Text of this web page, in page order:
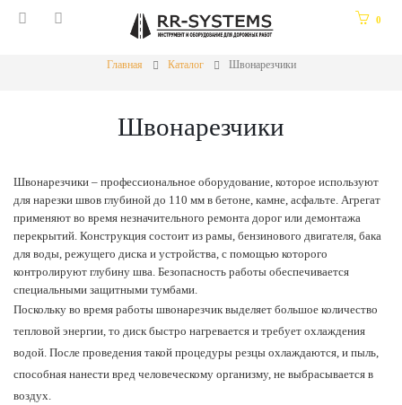
0
Главная Каталог Швонарезчики
Швонарезчики
Швонарезчики – профессиональное оборудование, которое используют
для нарезки швов глубиной до 110 мм в бетоне, камне, асфальте. Агрегат
применяют во время незначительного ремонта дорог или демонтажа
перекрытий. Конструкция состоит из рамы, бензинового двигателя, бака
для воды, режущего диска и устройства, с помощью которого
контролируют глубину шва. Безопасность работы обеспечивается
специальными защитными тумбами.
Поскольку во время работы швонарезчик выделяет большое количество
тепловой энергии, то диск быстро нагревается и требует охлаждения
водой. После проведения такой процедуры резцы охлаждаются, и пыль,
способная нанести вред человеческому организму, не выбрасывается в
воздух.